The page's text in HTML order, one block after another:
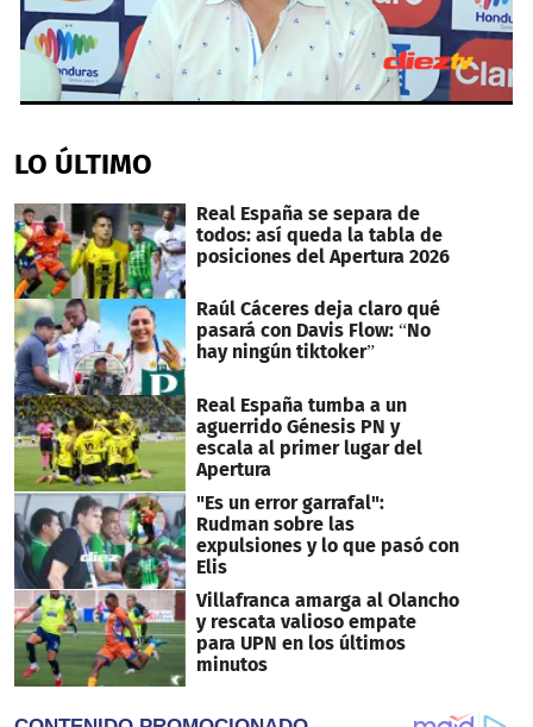
of
2
36
seconds
LO ÚLTIMO
Real España se separa de
todos: así queda la tabla de
posiciones del Apertura 2026
Raúl Cáceres deja claro qué
pasará con Davis Flow: “No
hay ningún tiktoker”
Real España tumba a un
aguerrido Génesis PN y
escala al primer lugar del
Apertura
"Es un error garrafal":
Rudman sobre las
expulsiones y lo que pasó con
Elis
Villafranca amarga al Olancho
y rescata valioso empate
para UPN en los últimos
minutos